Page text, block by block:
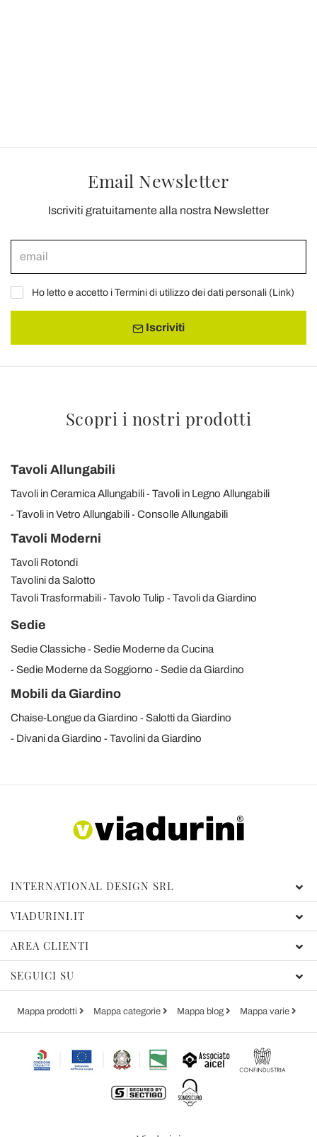
Email Newsletter
Iscriviti gratuitamente alla nostra Newsletter
Ho letto e accetto i Termini di utilizzo dei dati personali (Link)
Iscriviti
Scopri i nostri prodotti
Tavoli Allungabili
Tavoli in Ceramica Allungabili
Tavoli in Legno Allungabili
Tavoli in Vetro Allungabili
Consolle Allungabili
Tavoli Moderni
Tavoli Rotondi
Tavolini da Salotto
Tavoli Trasformabili
Tavolo Tulip Tavoli da Giardino
Sedie
Sedie Classiche
Sedie Moderne da Cucina
Sedie Moderne da Soggiorno
Sedie da Giardino
Mobili da Giardino
Chaise-Longue da Giardino
Salotti da Giardino
Divani da Giardino
Tavolini da Giardino
INTERNATIONAL DESIGN SRL
VIADURINI.IT
AREA CLIENTI
SEGUICI SU
Mappa prodotti Mappa categorie Mappa blog Mappa varie